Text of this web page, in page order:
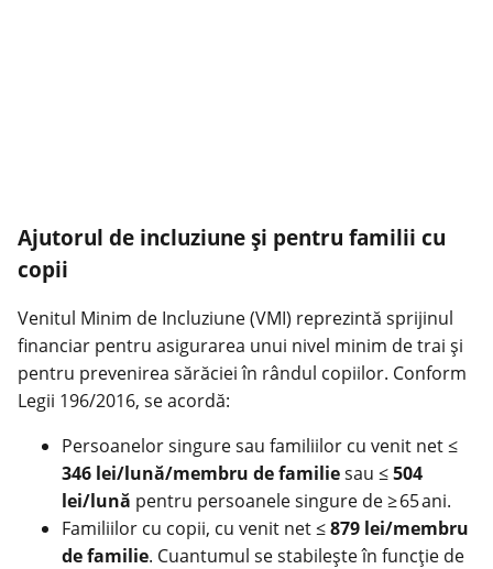
Ajutorul de incluziune și pentru familii cu
copii
Venitul Minim de Incluziune (VMI) reprezintă sprijinul
financiar pentru asigurarea unui nivel minim de trai și
pentru prevenirea sărăciei în rândul copiilor. Conform
Legii 196/2016, se acordă:
Persoanelor singure sau familiilor cu venit net ≤
346 lei/lună/membru de familiesau ≤504
lei/lună pentru persoanele singure de ≥ 65 ani.
Familiilor cu copii, cu venit net ≤879 lei/membru
de familie. Cuantumul se stabilește în funcție de